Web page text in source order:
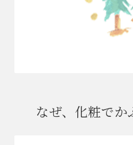
なぜ、化粧でか